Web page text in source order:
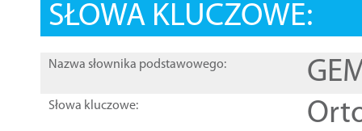
SŁOWA KLUCZOWE:
Nazwa słownika podstawowego:
Słowa kluczowe: